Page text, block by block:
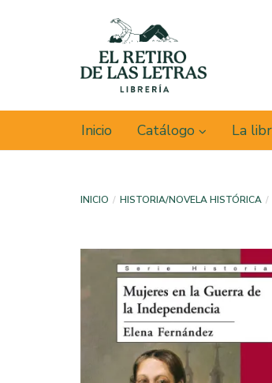
Inicio Catálogo La
INICIO HISTORIA/NOVELA HISTÓRICA